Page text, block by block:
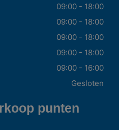
09:00 - 18:00
09:00 - 18:00
09:00 - 18:00
09:00 - 18:00
09:00 - 16:00
Gesloten
punten